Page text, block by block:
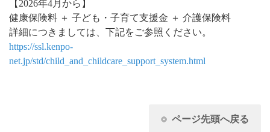
【2026年4月から】
健康保険料 ＋ 子ども・子育て支援金 ＋ 介護保険料
詳細につきましては、下記をご参照ください。
https://ssl.kenpo-
net.jp/std/child_and_childcare_support_system.html
ページ先頭へ戻る